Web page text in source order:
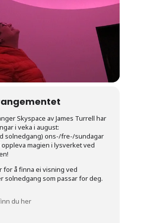
Skyspace av James Turrell har
i veka i august:
solnedgang) ons-/fre-/sundagar
magien i lysverket ved
for å finna ei visning ved
solnedgang som passar for deg.
du her